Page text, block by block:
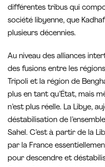
différentes tribus qui
société libyenne, que
plusieurs décennies.
Au niveau des alliances
des fusions entre les
Tripoli et la région de
plus en tant qu’État, mais
n’est plus réelle. La Libye,
déstabilisation de
Sahel. C’est à partir de la
par la France
pour descendre et